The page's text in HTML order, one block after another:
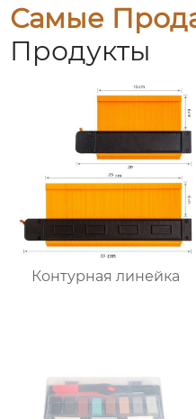
Самые
Продукты
Контурная линейка